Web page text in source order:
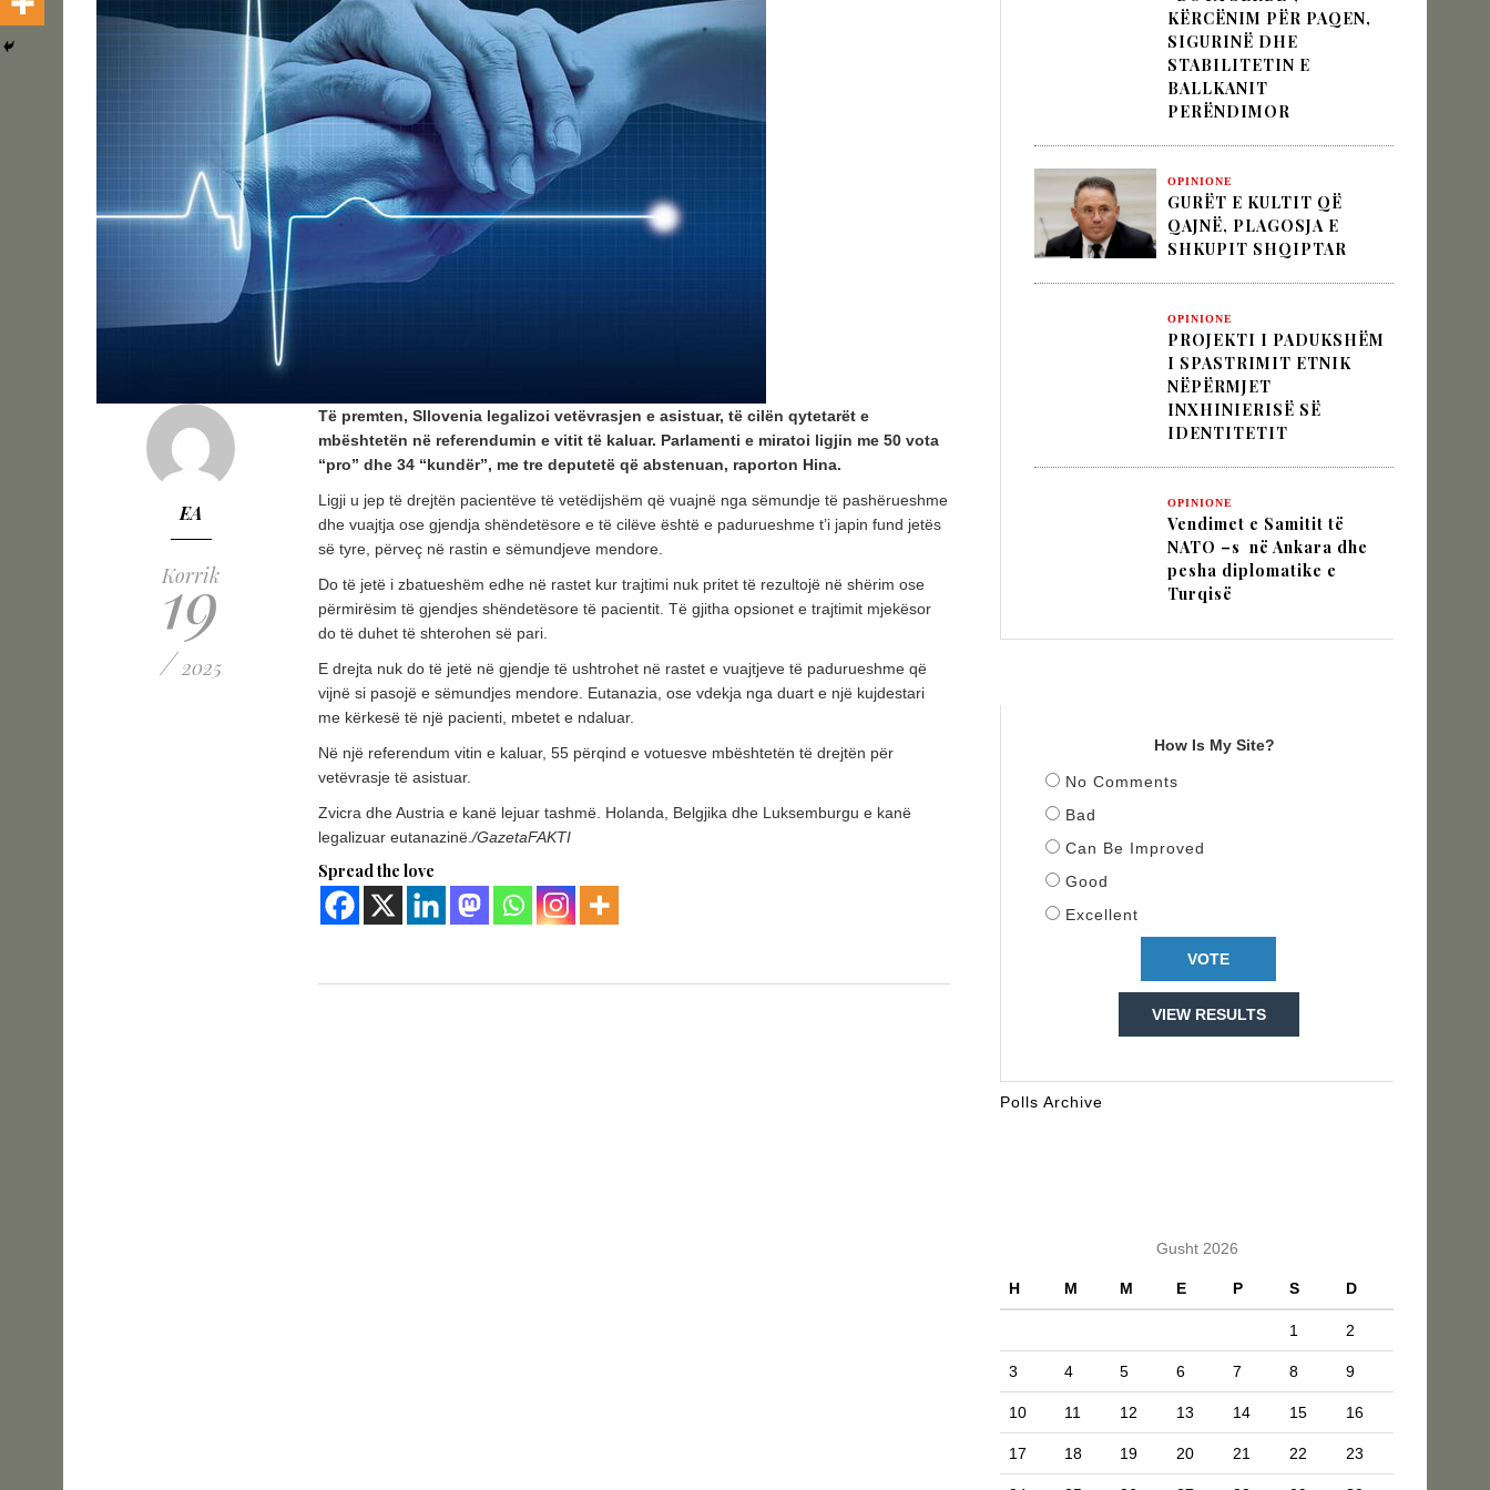
POSTED ON: 20/07/2026
OPINIONE
Vendimet e Samitit të NATO –s në Ankara dhe pesha diplomatike e Turqisë
POSTED ON: 16/07/2026
OPINIONE
Një shekull diplomaci shqiptare, kujtesë dhe vizion
POSTED ON: 03/08/2026
EA
Korrik
19
/ 2025
Të premten, Sllovenia legalizoi vetëvrasjen e asistuar, të cilën qytetarët e
mbështetën në referendumin e vitit të kaluar. Parlamenti e miratoi ligjin me 50 vota
“pro” dhe 34 “kundër”, me tre deputetë që abstenuan, raporton Hina.
Ligji u jep të drejtën pacientëve të vetëdijshëm që vuajnë nga sëmundje të pashërueshme
dhe vuajtja ose gjendja shëndetësore e të cilëve është e padurueshme t’i japin fund jetës
së tyre, përveç në rastin e sëmundjeve mendore.
Do të jetë i zbatueshëm edhe në rastet kur trajtimi nuk pritet të rezultojë në shërim ose
përmirësim të gjendjes shëndetësore të pacientit. Të gjitha opsionet e trajtimit mjekësor
do të duhet të shterohen së pari.
E drejta nuk do të jetë në gjendje të ushtrohet në rastet e vuajtjeve të padurueshme që
vijnë si pasojë e sëmundjes mendore. Eutanazia, ose vdekja nga duart e një kujdestari
me kërkesë të një pacienti, mbetet e ndaluar.
Në një referendum vitin e kaluar, 55 përqind e votuesve mbështetën të drejtën për
vetëvrasje të asistuar.
Zvicra dhe Austria e kanë lejuar tashmë. Holanda, Belgjika dhe Luksemburgu e kanë
legalizuar eutanazinë. /GazetaFAKTI
Spread the love
KËRCËNIM PËR PAQEN,
SIGURINË DHE
STABILITETIN E
BALLKANIT
PERËNDIMOR
OPINIONE
GURËT E KULTIT QË
QAJNË, PLAGOSJA E
SHKUPIT SHQIPTAR
OPINIONE
PROJEKTI I PADUKSHËM
I SPASTRIMIT ETNIK
NËPËRMJET
INXHINIERISË SË
IDENTITETIT
OPINIONE
Vendimet e Samitit të
NATO –s në Ankara dhe
pesha diplomatike e
Turqisë
How Is My Site?
No Comments
Bad
Can Be Improved
Good
Excellent
VIEW RESULTS
Polls Archive
Gusht 2026
H M M E P S D
1 2
3 4 5 6 7 8 9
10 11 12 13 14 15 16
17 18 19 20 21 22 23